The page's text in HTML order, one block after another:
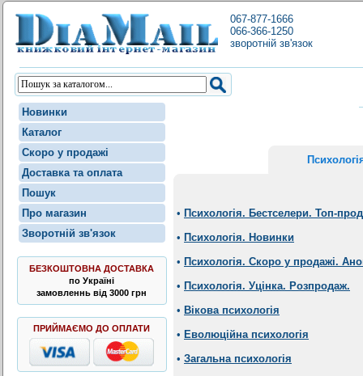
067-877-1666
066-366-1250
зворотній зв'язок
Новинки
Каталог
Скоро у продажі
Доставка та оплата
Пошук
Про магазин
Зворотній зв'язок
БЕЗКОШТОВНА ДОСТАВКА
по Україні
замовленнь від 3000 грн
ПРИЙМАЄМО ДО ОПЛАТИ
• Психологія. Бестселери. Топ-
• Психологія. Новинки
• Психологія. Скоро у продажі.
• Психологія. Уцінка. Розпродаж.
• Вікова психологія
• Еволюційна психологія
• Загальна психологія